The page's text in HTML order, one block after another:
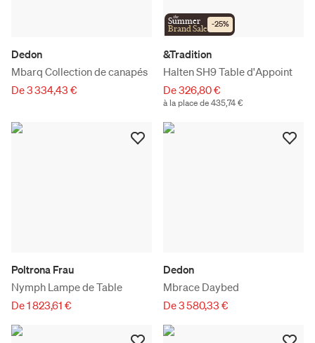
Dedon
Mbarq Collection de canapés
De 3 334,43 €
the
Summer
Brand Sale -25%
&Tradition
Halten SH9 Table d'Appoint
De 326,80 €
à la place de 435,74 €
Poltrona Frau
Nymph Lampe de Table
De 1 823,61 €
Dedon
Mbrace Daybed
De 3 580,33 €